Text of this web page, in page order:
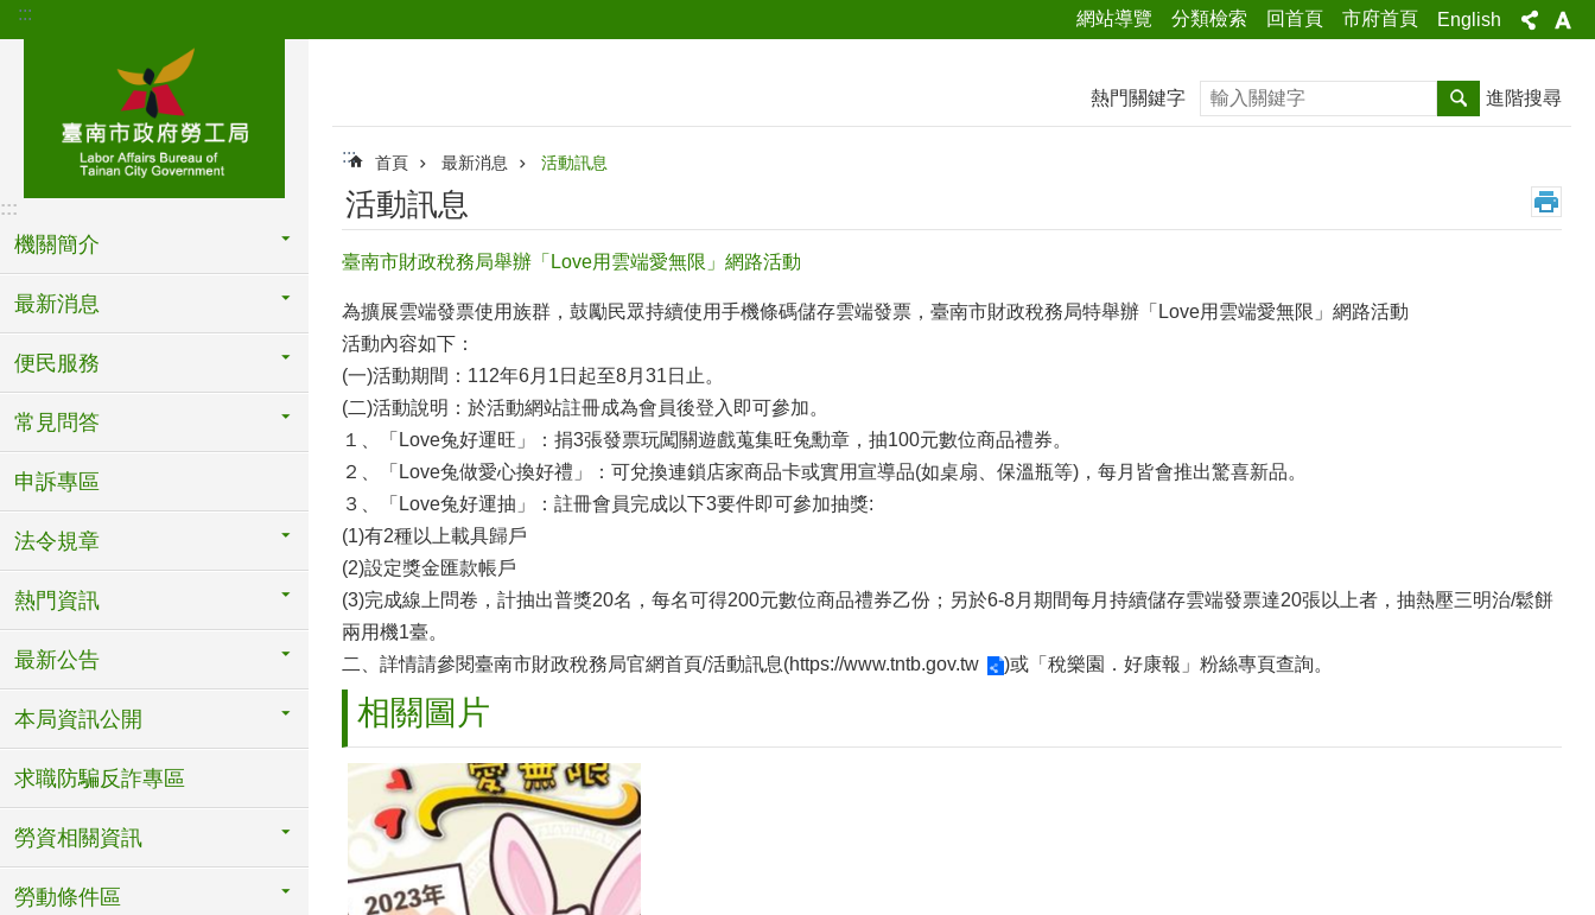
跳到主要內容區塊
::: 網站導覽 分類檢索 回首頁 市府首頁 English
:::
機關簡介
最新消息
便民服務
常見問答
申訴專區
法令規章
熱門資訊
最新公告
本局資訊公開
求職防騙反詐專區
勞資相關資訊
勞動條件區
熱門關鍵字 搜尋 進階搜尋
::: 首頁 最新消息 活動訊息
活動訊息
臺南市財政稅務局舉辦「Love用雲端愛無限」網路活動
為擴展雲端發票使用族群，鼓勵民眾持續使用手機條碼儲存雲端發票，臺南市財政稅務局特舉辦「Love用雲端愛無限」網路活動
活動內容如下：
(一)活動期間：112年6月1日起至8月31日止。
(二)活動說明：於活動網站註冊成為會員後登入即可參加。
１、「Love兔好運旺」：捐3張發票玩闖關遊戲蒐集旺兔勳章，抽100元數位商品禮券。
２、「Love兔做愛心換好禮」：可兌換連鎖店家商品卡或實用宣導品(如桌扇、保溫瓶等)，每月皆會推出驚喜新品。
３、「Love兔好運抽」：註冊會員完成以下3要件即可參加抽獎:
(1)有2種以上載具歸戶
(2)設定獎金匯款帳戶
(3)完成線上問卷，計抽出普獎20名，每名可得200元數位商品禮券乙份；另於6-8月期間每月持續儲存雲端發票達20張以上者，抽熱壓三明治/鬆餅
兩用機1臺。
二、詳情請參閱臺南市財政稅務局官網首頁/活動訊息(https://www.tntb.gov.tw )或「稅樂園．好康報」粉絲專頁查詢。
相關圖片